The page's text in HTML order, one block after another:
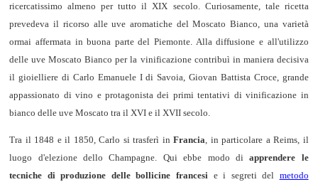
ricercatissimo almeno per tutto il XIX secolo. Curiosamente, tale ricetta
prevedeva il ricorso alle uve aromatiche del Moscato Bianco, una varietà
ormai affermata in buona parte del Piemonte. Alla diffusione e all'utilizzo
delle uve Moscato Bianco per la vinificazione contribuì in maniera decisiva
il gioielliere di Carlo Emanuele I di Savoia, Giovan Battista Croce, grande
appassionato di vino e protagonista dei primi tentativi di vinificazione in
bianco delle uve Moscato tra il XVI e il XVII secolo.
Tra il 1848 e il 1850, Carlo si trasferì inFrancia, in particolare a Reims, il
luogo d'elezione dello Champagne. Qui ebbe modo diapprendere le
tecniche di produzione delle bollicine francesi e i segreti del metodo